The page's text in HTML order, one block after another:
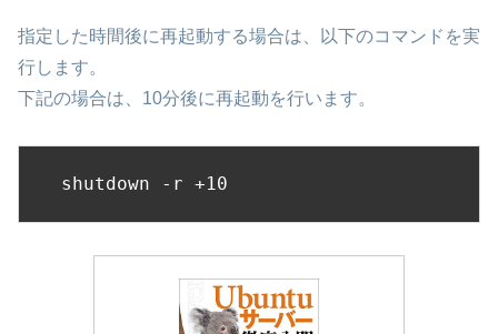
指定した時間後に再起動する場合は、以下のコマンドを実
行します。
下記の場合は、10分後に再起動を行います。
shutdown -r +10